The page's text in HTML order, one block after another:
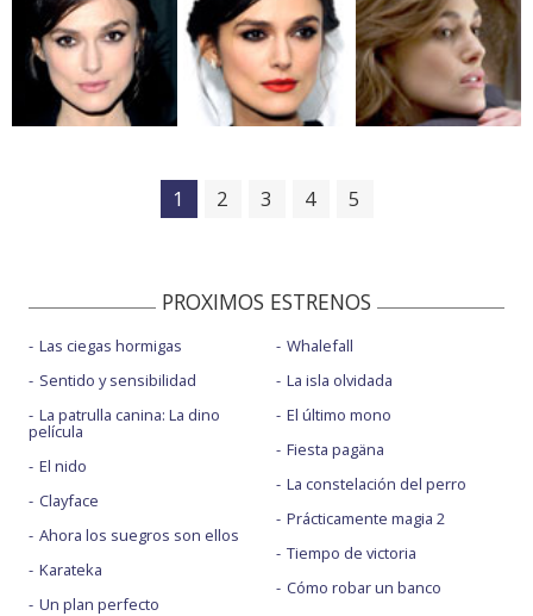
1 2 3 4 5
PROXIMOS ESTRENOS
Las ciegas hormigas
Sentido y sensibilidad
La patrulla canina: La dino
película
El nido
Clayface
Ahora los suegros son ellos
Karateka
Un plan perfecto
Whalefall
La isla olvidada
El último mono
Fiesta pagäna
La constelación del perro
Prácticamente magia 2
Tiempo de victoria
Cómo robar un banco